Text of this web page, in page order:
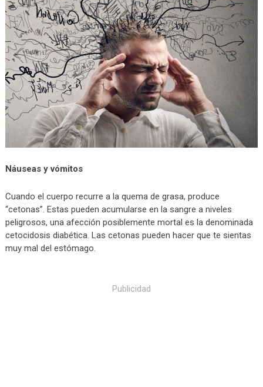
Náuseas y vómitos
Cuando el cuerpo recurre a la quema de grasa, produce
“cetonas”. Estas pueden acumularse en la sangre a niveles
peligrosos, una afección posiblemente mortal es la denominada
cetocidosis diabética. Las cetonas pueden hacer que te sientas
muy mal del estómago.
Publicidad